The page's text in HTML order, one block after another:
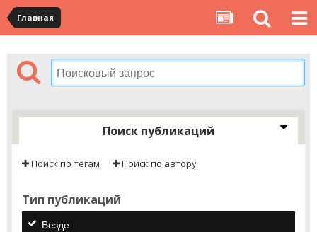
Главная
Поиск публикаций
Поиск по тегам Поиск по автору
Тип публикаций
Везде